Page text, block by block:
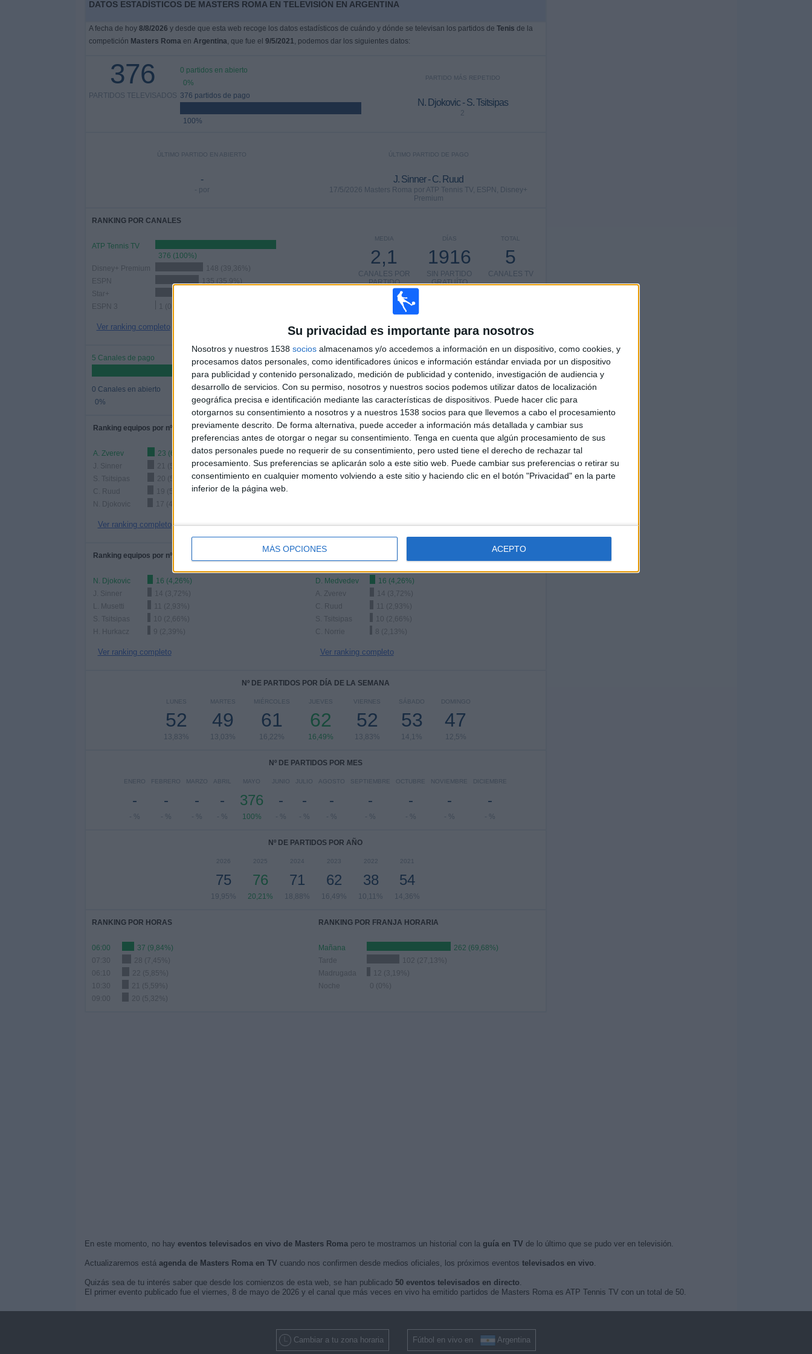
Su privacidad es importante para nosotros
Nosotros y nuestros 1538 socios almacenamos y/o accedemos a información en un dispositivo, como cookies, y
procesamos datos personales, como identificadores únicos e información estándar enviada por un dispositivo
para publicidad y contenido personalizado, medición de publicidad y contenido, investigación de audiencia y
desarrollo de servicios. Con su permiso, nosotros y nuestros socios podemos utilizar datos de localización
geográfica precisa e identificación mediante las características de dispositivos. Puede hacer clic para
otorgarnos su consentimiento a nosotros y a nuestros 1538 socios para que llevemos a cabo el procesamiento
previamente descrito. De forma alternativa, puede acceder a información más detallada y cambiar sus
preferencias antes de otorgar o negar su consentimiento. Tenga en cuenta que algún procesamiento de sus
datos personales puede no requerir de su consentimiento, pero usted tiene el derecho de rechazar tal
procesamiento. Sus preferencias se aplicarán solo a este sitio web. Puede cambiar sus preferencias o retirar su
consentimiento en cualquier momento volviendo a este sitio y haciendo clic en el botón "Privacidad" en la parte
inferior de la página web.
MÁS OPCIONES ACEPTO
DATOS ESTADÍSTICOS DE MASTERS ROMA EN TELEVISIÓN EN ARGENTINA
A fecha de hoy 8/8/2026 y desde que esta web recoge los datos estadísticos de cuándo y dónde se televisan los partidos de Tenis de la
competición Masters Romaen Argentina, que fue el 9/5/2021, podemos dar los siguientes datos:
376
PARTIDOS TELEVISADOS
0 partidos en abierto
0%
376 partidos de pago
100%
PARTIDO MÁS REPETIDO
N. Djokovic - S. Tsitsipas
2
ÚLTIMO PARTIDO EN ABIERTO
-
- por
ÚLTIMO PARTIDO DE PAGO
J. Sinner - C. Ruud
17/5/2026 Masters Roma por ATP Tennis TV, ESPN, Disney+
Premium
RANKING POR CANALES
ATP Tennis TV
376 (100%)
Disney+ Premium
148 (39,36%)
ESPN
135 (35,9%)
Star+
ESPN 3
1 (0,27%)
Ver ranking completo
TOTAL
5
CANALES TV
DÍAS
1916
SIN PARTIDO
GRATUÍTO
MEDIA
2,1
CANALES POR
PARTIDO
5 Canales de pago
100%
0 Canales en abierto
0%
TOTAL
5
CANALES
TOTAL
163
Total equipos
Ranking equipos por nº de partidos
A. Zverev
23 (6,12%)
J. Sinner
21 (5,59%)
S. Tsitsipas
20 (5,32%)
C. Ruud
19 (5,05%)
N. Djokovic
17 (4,52%)
Ver ranking completo
Ranking equipos por nº de partidos en abierto
Ver ranking completo
Ranking equipos por nº de partidos Local
N. Djokovic
16 (4,26%)
J. Sinner
14 (3,72%)
L. Musetti
11 (2,93%)
S. Tsitsipas
10 (2,66%)
H. Hurkacz
9 (2,39%)
Ver ranking completo
D. Medvedev
16 (4,26%)
A. Zverev
14 (3,72%)
C. Ruud
11 (2,93%)
S. Tsitsipas
10 (2,66%)
C. Norrie
8 (2,13%)
Ver ranking completo
Nº DE PARTIDOS POR DÍA DE LA SEMANA
LUNES
52
13,83%
MARTES
49
13,03%
MIÉRCOLES
61
16,22%
JUEVES
62
16,49%
VIERNES
52
13,83%
SÁBADO
53
14,1%
DOMINGO
47
12,5%
Nº DE PARTIDOS POR MES
ENERO
-
- %
FEBRERO
-
- %
MARZO
-
- %
ABRIL
-
- %
MAYO
376
100%
JUNIO
-
- %
JULIO
-
- %
AGOSTO
-
- %
SEPTIEMBRE
-
- %
OCTUBRE
-
- %
NOVIEMBRE
-
- %
DICIEMBRE
-
- %
Nº DE PARTIDOS POR AÑO
2026
75
19,95%
2025
76
20,21%
2024
71
18,88%
2023
62
16,49%
2022
38
10,11%
2021
54
14,36%
RANKING POR HORAS
06:00
37 (9,84%)
07:30
28 (7,45%)
06:10
22 (5,85%)
10:30
21 (5,59%)
09:00
20 (5,32%)
RANKING POR FRANJA HORARIA
Mañana
262 (69,68%)
Tarde
102 (27,13%)
Madrugada
12 (3,19%)
Noche
0 (0%)
En este momento, no hay eventos televisados en vivo de Masters Romapero te mostramos un historial con la guía en TV de lo último que se pudo ver en televisión.
Actualizaremos está agenda de Masters Roma en TV cuando nos confirmen desde medios oficiales, los próximos eventos televisados en vivo.
Quizás sea de tu interés saber que desde los comienzos de esta web, se han publicado 50 eventos televisados en directo.
El primer evento publicado fue el viernes, 8 de mayo de 2026 y el canal que más veces en vivo ha emitido partidos de Masters Roma es ATP Tennis TV con un total de 50.
Cambiar a tu zona horaria Fútbol en vivo en Argentina